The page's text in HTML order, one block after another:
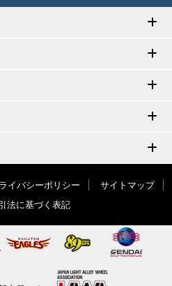
イバシーポリシー
サイトマップ
法に基づく表記